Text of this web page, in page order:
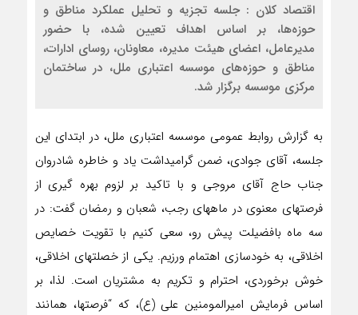
اقتصاد کلان : جلسه تجزیه و تحلیل عملکرد مناطق و
حوزه‌ها، بر اساس اهداف تعیین شده، با حضور
مدیرعامل، اعضای هیئت مدیره، معاونان، روسای ادارات،
مناطق و حوزه‌های موسسه اعتباری ملل، در ساختمان
مرکزی موسسه برگزار شد.
به گزارش روابط عمومی موسسه اعتباری ملل، در ابتدای این
جلسه، آقای جوادی، ضمن گرامیداشت یاد و خاطره شادروان
جناب حاج آقای مروجی و با تاکید بر لزوم بهره گیری از
فرصتهای معنوی در ماههای رجب، شعبان و رمضان گفت: در
سه ماه بافضیلت پیش رو، سعی کنیم با تقویت خصایص
اخلاقی، به خودسازی اهتمام ورزیم. یکی از خصلتهای اخلاقی،
خوش برخوردی، احترام و تکریم به مشتریان است. لذا، بر
اساس فرمایش امیرالمومنین علی (ع)، که “فرصتها، همانند